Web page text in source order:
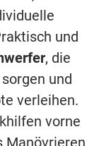
und
, die
und
verleihen.
vorne